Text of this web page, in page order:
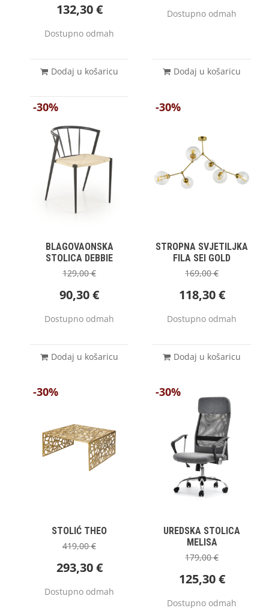
132,30€
Dostupno odmah
Dodaj u košaricu
Dostupno odmah
Dodaj u košaricu
-30%
BLAGOVAONSKA
STOLICA DEBBIE
129,00€
90,30€
Dostupno odmah
Dodaj u košaricu
-30%
STROPNA SVJETILJKA
FILA SEI GOLD
169,00€
118,30€
Dostupno odmah
Dodaj u košaricu
-30%
STOLIĆ THEO
419,00€
293,30€
Dostupno odmah
-30%
UREDSKA STOLICA
MELISA
179,00€
125,30€
Dostupno odmah